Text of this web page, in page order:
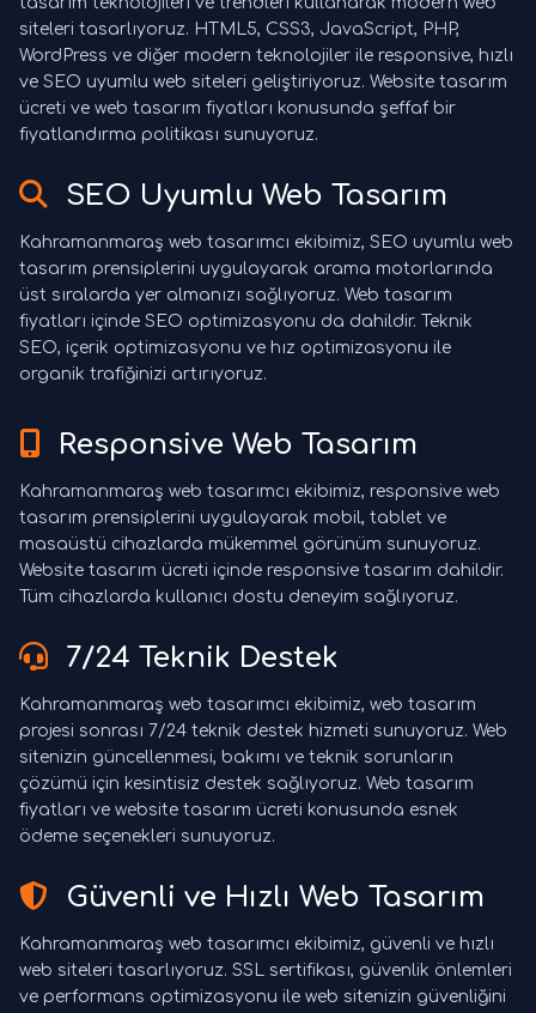
siteleri tasarlıyoruz. HTML5, CSS3, JavaScript, PHP,
WordPress ve diğer modern teknolojiler ile responsive, hızlı
ve SEO uyumlu web siteleri geliştiriyoruz. Website tasarım
ücreti ve web tasarım fiyatları konusunda şeffaf bir
fiyatlandırma politikası sunuyoruz.
SEO Uyumlu Web Tasarım
Kahramanmaraş web tasarımcı ekibimiz, SEO uyumlu web
tasarım prensiplerini uygulayarak arama motorlarında
üst sıralarda yer almanızı sağlıyoruz. Web tasarım
fiyatları içinde SEO optimizasyonu da dahildir. Teknik
SEO, içerik optimizasyonu ve hız optimizasyonu ile
organik trafiğinizi artırıyoruz.
Responsive Web Tasarım
Kahramanmaraş web tasarımcı ekibimiz, responsive web
tasarım prensiplerini uygulayarak mobil, tablet ve
masaüstü cihazlarda mükemmel görünüm sunuyoruz.
Website tasarım ücreti içinde responsive tasarım dahildir.
Tüm cihazlarda kullanıcı dostu deneyim sağlıyoruz.
7/24 Teknik Destek
Kahramanmaraş web tasarımcı ekibimiz, web tasarım
projesi sonrası 7/24 teknik destek hizmeti sunuyoruz. Web
sitenizin güncellenmesi, bakımı ve teknik sorunların
çözümü için kesintisiz destek sağlıyoruz. Web tasarım
fiyatları ve website tasarım ücreti konusunda esnek
ödeme seçenekleri sunuyoruz.
Güvenli ve Hızlı Web Tasarım
Kahramanmaraş web tasarımcı ekibimiz, güvenli ve hızlı
web siteleri tasarlıyoruz. SSL sertifikası, güvenlik önlemleri
ve performans optimizasyonu ile web sitenizin güvenliğini